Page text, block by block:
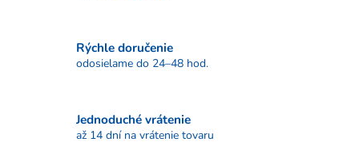
Rýchle doručenie
odosielame do 24–48 hod.
Jednoduché vrátenie
až 14 dní na vrátenie tovaru